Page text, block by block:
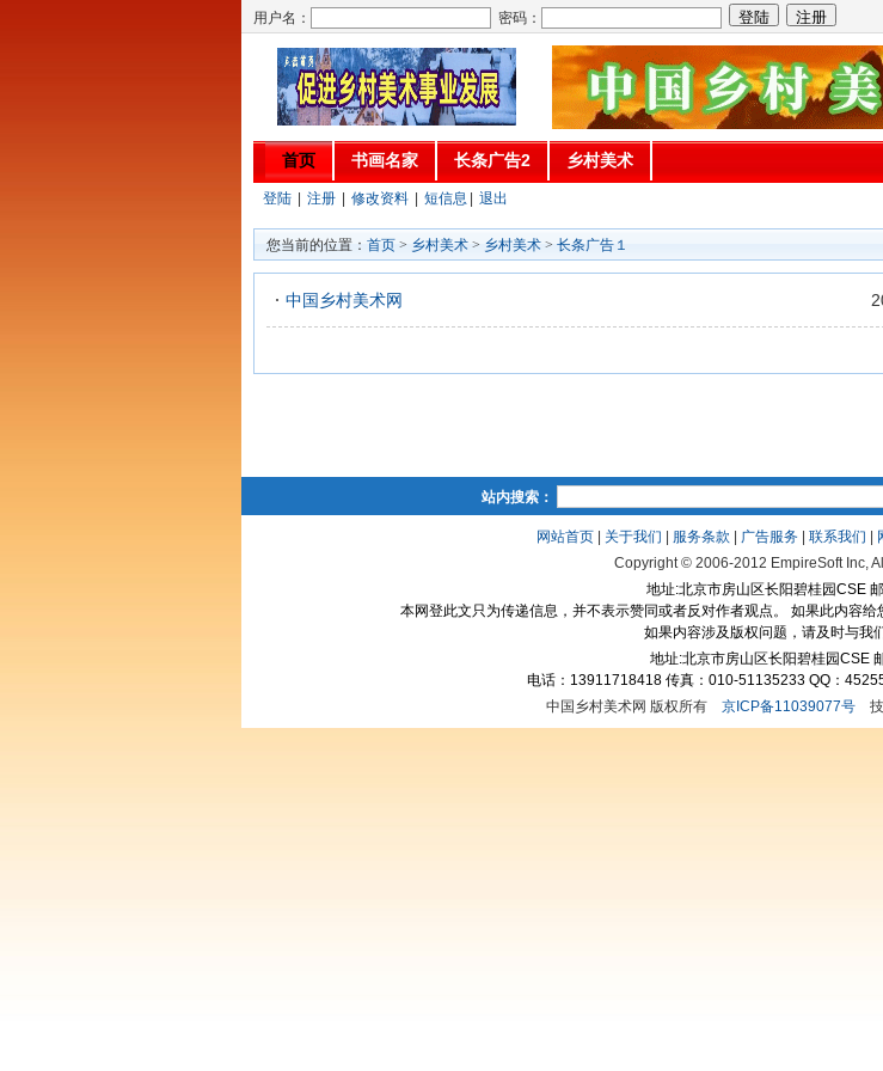
用户名： 密码：
首页 书画名家 长条广告2 乡村美术
登陆 注册 修改资料 短信息 退出
您当前的位置： 首页 > 乡村美术 > 乡村美术 > 长条广告１
中国乡村美术网
站内搜索：
网站首页| 关于我们 服务条款 广告服务| 联系我们
Copyright © 2006-2012 EmpireSoft Inc,
地址:北京市房山区长阳碧桂园CSE
本网登此文只为传递信息，并不表示赞同或者反对作者观点。 如果此内容给
如果内容涉及版权问题，请及时与我
地址:北京市房山区长阳碧桂园CSE
电话：13911718418 传真：010-51135233 QQ：
中国乡村美术网 版权所有 京ICP备11039077号 技